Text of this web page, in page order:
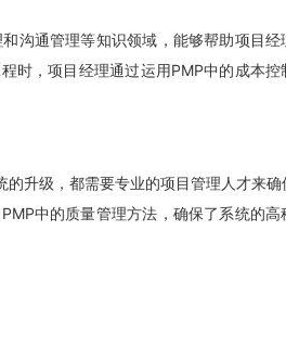
沟通管理等知识领域，能够帮助项目经
时，项目经理通过运用PMP中的成本控
升级，都需要专业的项目管理人才来确
中的质量管理方法，确保了系统的高